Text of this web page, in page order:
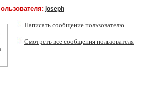
joseph
Написать сообщение пользователю
Смотреть все сообщения пользователя